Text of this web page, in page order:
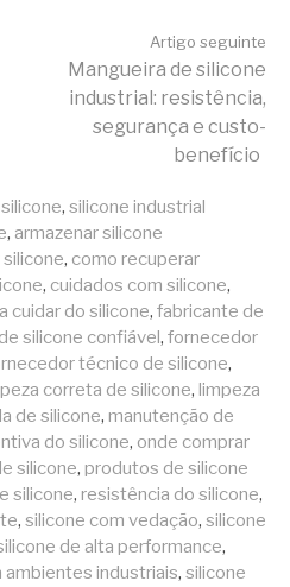
Artigo seguinte
Mangueira de silicone
industrial: resistência,
segurança e custo-
benefício
, silicone industrial
, armazenar silicone
, como recuperar
, cuidados com silicone,
cuidar do silicone, fabricante de
silicone confiável, fornecedor
técnico de silicone,
correta de silicone, limpeza
de silicone, manutenção de
do silicone, onde comprar
silicone, produtos de silicone
silicone, resistência do silicone,
, silicone com vedação, silicone
de alta performance,
ambientes industriais, silicone